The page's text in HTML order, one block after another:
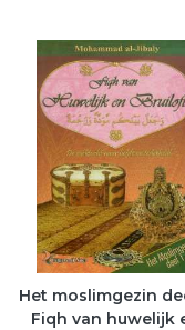
Şakir Paşa Ailesi
Şirin Devrim
Doğan Kitapçılık
Het moslimgezin
Fiqh van huwelijk